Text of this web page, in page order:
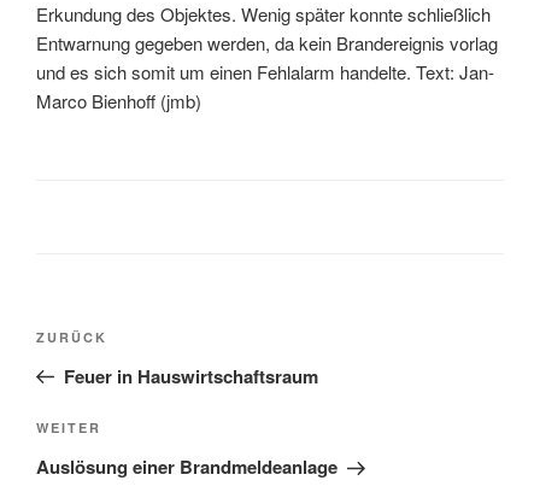
Erkundung des Objektes. Wenig später konnte schließlich
Entwarnung gegeben werden, da kein Brandereignis vorlag
und es sich somit um einen Fehlalarm handelte. Text: Jan-
Marco Bienhoff (jmb)
ZURÜCK
Feuer in Hauswirtschaftsraum
WEITER
Auslösung einer Brandmeldeanlage